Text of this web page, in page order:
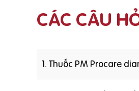
CÁC CÂU
1. Thuốc PM Procare